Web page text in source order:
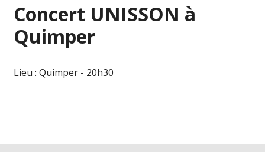
Concert UNISSON à
Quimper
Lieu : Quimper - 20h30